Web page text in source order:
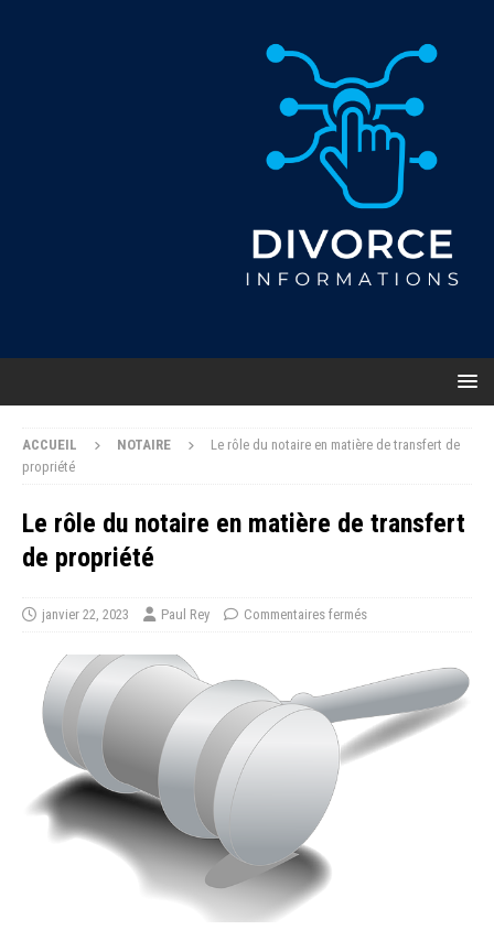
ACCUEIL NOTAIRE
Le rôle du notaire en matière de transfert de
propriété
Le rôle du notaire en matière de transfert
de propriété
janvier 22, 2023 Paul Rey Commentaires fermés